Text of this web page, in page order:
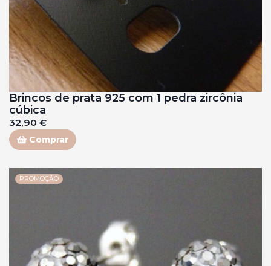
Brincos de prata 925 com 1 pedra zircônia
cúbica
32,90 €
Comprar
PROMOÇÃO